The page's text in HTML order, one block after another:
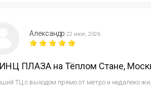
Александр22 июл, 2026
ПЛАЗА на Тёплом Стане,
ТЦ с выходом прямо от метро и недалеко